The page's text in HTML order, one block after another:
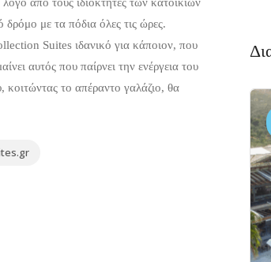
με τα πόδια όλες τις ώρες.
Suites ιδανικό για κάποιον, που
αυτός που παίρνει την ενέργεια του
το απέραντο γαλάζιο, θα